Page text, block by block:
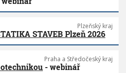
Plzeňský kraj
STAVEB Plzeň 2026
Praha a Středočeský kraj
- webinář